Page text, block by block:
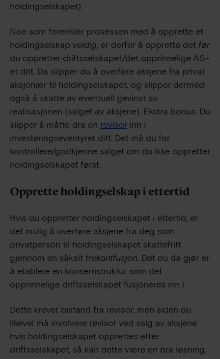
holdingselskapet).
Noe som forenkler prosessen med å opprette et
holdingselskap veldig, er derfor å opprette det før
du oppretter driftsselskapet/det opprinnelige AS-
et ditt. Da slipper du å overføre aksjene fra privat
aksjonær til holdingselskapet, og slipper dermed
også å skatte av eventuell gevinst av
realisasjonen (salget av aksjene). Ekstra bonus: Du
slipper å måtte dra en revisor inn i
investeringseventyret ditt. Det må du for
kontrollere/godkjenne salget om du ikke oppretter
holdingselskapet først.
Opprette holdingselskap i ettertid
Hvis du oppretter holdingselskapet i ettertid, er
det mulig å overføre aksjene fra deg som
privatperson til holdingselskapet skattefritt
gjennom en såkalt trekantfusjon. Det du da gjør er
å etablere en konsernstruktur som det
opprinnelige driftsselskapet fusjoneres inn i.
Dette krever bistand fra revisor, men siden du
likevel må involvere revisor ved salg av aksjene
hvis holdingselskapet opprettes etter
driftsselskapet, så kan dette være en bra løsning.